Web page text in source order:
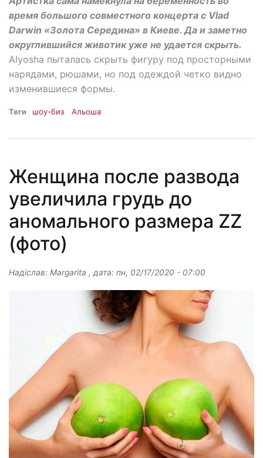
время большого совместного концерта с Vlad
Darwin «Золота Середина» в Киеве. Да и заметно
округлившийся животик уже не удается скрыть.
Alyosha пыталась скрыть фигуру под просторными
нарядами, рюшами, но под одеждой четко видно
изменившиеся формы.
Теги шоу-биз Альоша
Женщина после развода
увеличила грудь до
аномального размера ZZ
(фото)
Надіслав: Margarita , дата: пн, 02/17/2020 - 07:00